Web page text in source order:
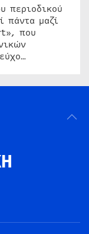
περιοδικού
πάντα μαζί
που